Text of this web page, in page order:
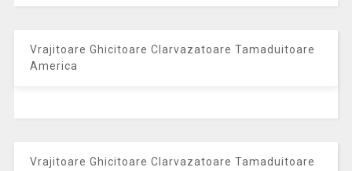
Vrajitoare Ghicitoare Clarvazatoare Tamaduitoare
America
Vrajitoare Ghicitoare Clarvazatoare Tamaduitoare